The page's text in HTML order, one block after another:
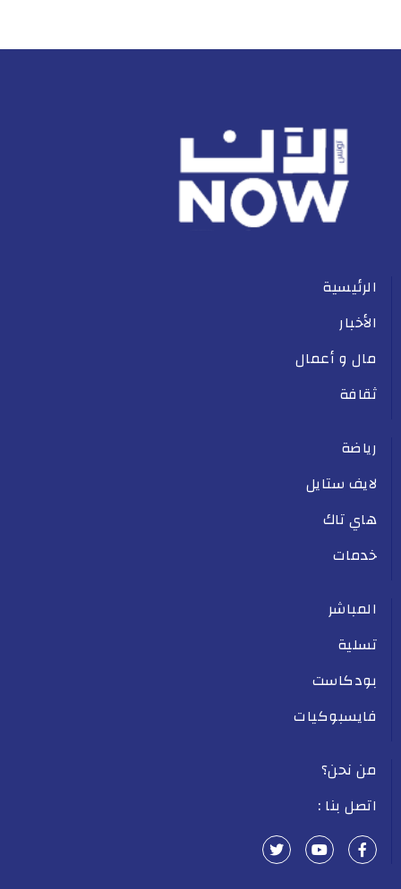
الرئيسية
الأخبار
مال و أعمال
ثقافة
رياضة
لايف ستايل
هاي تاك
خدمات
المباشر
تسلية
بودكاست
فايسبوكيات
من نحن؟
اتصل بنا :